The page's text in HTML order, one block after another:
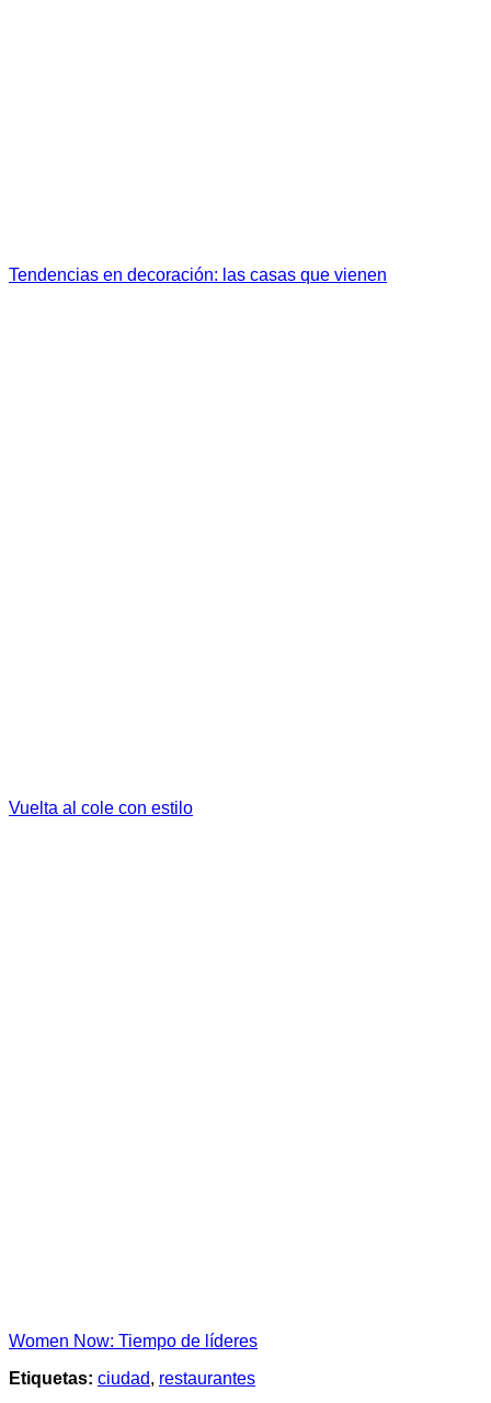
Tendencias en decoración: las casas que vienen
Vuelta al cole con estilo
Women Now: Tiempo de líderes
Etiquetas: ciudad, restaurantes